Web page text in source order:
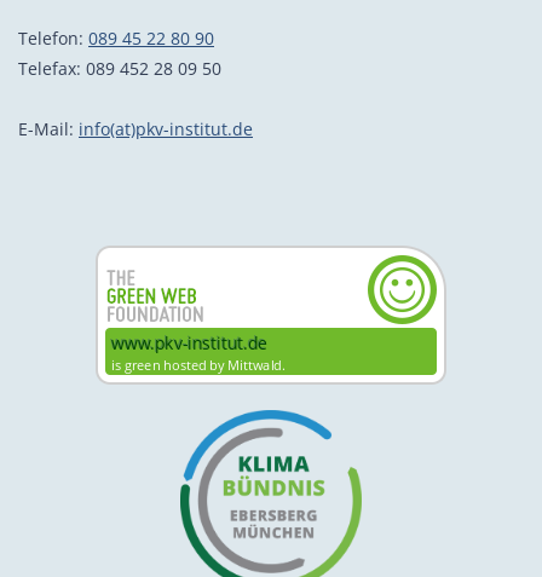
Telefon: 089 45 22 80 90
Telefax: 089 452 28 09 50
E-Mail: info(at)pkv-institut.de